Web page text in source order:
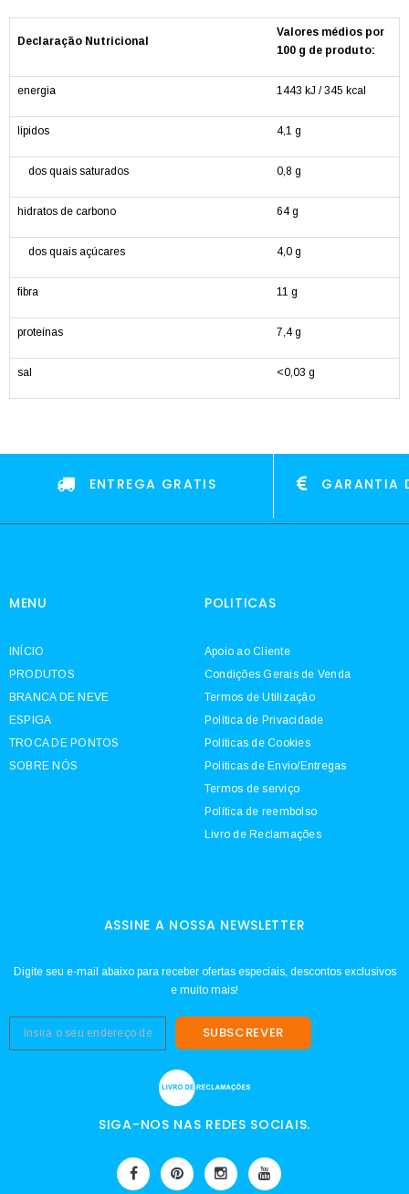
Declaração Nutricional
Valores médios por
100 g de produto:
energia 1443 kJ / 345 kcal
lípidos 4,1 g
dos quais saturados 0,8 g
hidratos de carbono 64 g
dos quais açúcares 4,0 g
fibra 11 g
proteínas 7,4 g
sal <0,03 g
ENTREGA GRATIS GARANTIA
MENU
INÍCIO
PRODUTOS
BRANCA DE NEVE
ESPIGA
TROCA DE PONTOS
SOBRE NÓS
POLITICAS
Apoio ao Cliente
Condições Gerais de Venda
Termos de Utilização
Política de Privacidade
Políticas de Cookies
Políticas de Envio/Entregas
Termos de serviço
Política de reembolso
Livro de Reclamações
ASSINE A NOSSA NEWSLETTER
Digite seu e-mail abaixo para receber ofertas especiais, descontos exclusivos
e muito mais!
SUBSCREVER
SIGA-NOS NAS REDES SOCIAIS.